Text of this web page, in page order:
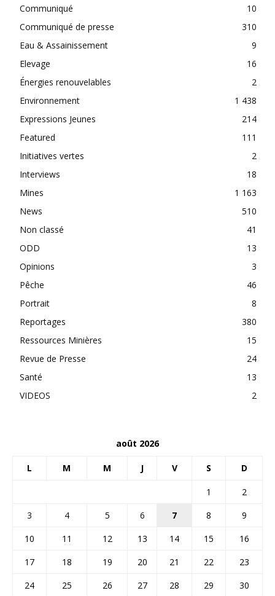
Communiqué
10
Communiqué de presse
310
Eau & Assainissement
9
Elevage
16
Énergies renouvelables
2
Environnement
1 438
Expressions Jeunes
214
Featured
111
Initiatives vertes
2
Interviews
18
Mines
1 163
News
510
Non classé
41
ODD
13
Opinions
3
Pêche
46
Portrait
8
Reportages
380
Ressources Minières
15
Revue de Presse
24
Santé
13
VIDEOS
2
août 2026
L M M J V S D
1
2
3
4 5 6 7 8
9
10
11 12 13 14 15
16
17
18 19 20 21 22
23
24
25 26 27 28 29
30